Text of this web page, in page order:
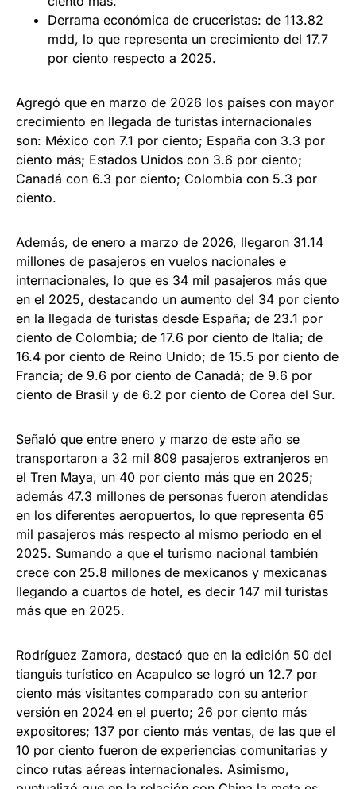
Derrama económica de cruceristas: de 113.82
mdd, lo que representa un crecimiento del 17.7
por ciento respecto a 2025.
Agregó que en marzo de 2026 los países con mayor
crecimiento en llegada de turistas internacionales
son: México con 7.1 por ciento; España con 3.3 por
ciento más; Estados Unidos con 3.6 por ciento;
Canadá con 6.3 por ciento; Colombia con 5.3 por
ciento.
Además, de enero a marzo de 2026, llegaron 31.14
millones de pasajeros en vuelos nacionales e
internacionales, lo que es 34 mil pasajeros más que
en el 2025, destacando un aumento del 34 por ciento
en la llegada de turistas desde España; de 23.1 por
ciento de Colombia; de 17.6 por ciento de Italia; de
16.4 por ciento de Reino Unido; de 15.5 por ciento de
Francia; de 9.6 por ciento de Canadá; de 9.6 por
ciento de Brasil y de 6.2 por ciento de Corea del Sur.
Señaló que entre enero y marzo de este año se
transportaron a 32 mil 809 pasajeros extranjeros en
el Tren Maya, un 40 por ciento más que en 2025;
además 47.3 millones de personas fueron atendidas
en los diferentes aeropuertos, lo que representa 65
mil pasajeros más respecto al mismo periodo en el
2025. Sumando a que el turismo nacional también
crece con 25.8 millones de mexicanos y mexicanas
llegando a cuartos de hotel, es decir 147 mil turistas
más que en 2025.
Rodríguez Zamora, destacó que en la edición 50 del
tianguis turístico en Acapulco se logró un 12.7 por
ciento más visitantes comparado con su anterior
versión en 2024 en el puerto; 26 por ciento más
expositores; 137 por ciento más ventas, de las que el
10 por ciento fueron de experiencias comunitarias y
cinco rutas aéreas internacionales. Asimismo,